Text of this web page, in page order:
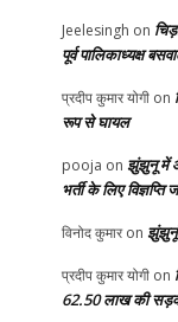
Jeelesingh on
पूर्व पालिकाध्यक्ष
प्रदीप कुमार योगी on
रूप से घायल
pooja on झुंझुनू में
भर्ती के लिए विज्ञप्ति
विनोद कुमारon झुंझुनूं
प्रदीप कुमार योगी on
62.50 लाख की